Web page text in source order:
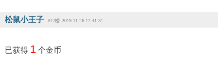
松鼠小王子 #42楼 2019-11-26 12:41:31
已获得 1 个金币